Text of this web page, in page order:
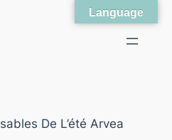
Language